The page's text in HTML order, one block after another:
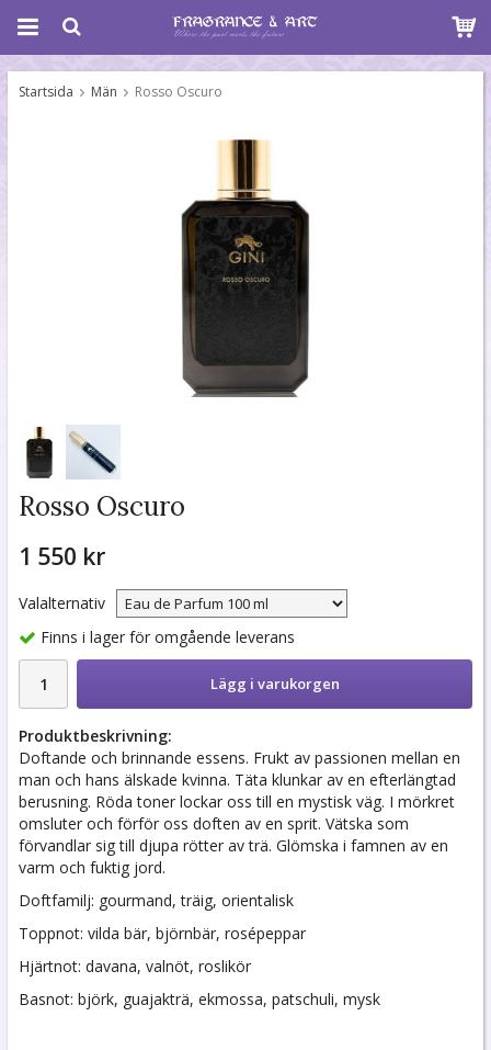
Startsida Män Rosso Oscuro
Rosso Oscuro
1 550 kr
Valalternativ
Finns i lager för omgående leverans
Lägg i varukorgen
Produktbeskrivning:
Doftande och brinnande essens. Frukt av passionen mellan en
man och hans älskade kvinna. Täta klunkar av en efterlängtad
berusning. Röda toner lockar oss till en mystisk väg. I mörkret
omsluter och förför oss doften av en sprit. Vätska som
förvandlar sig till djupa rötter av trä. Glömska i famnen av en
varm och fuktig jord.
Doftfamilj: gourmand, träig, orientalisk
Toppnot: vilda bär, björnbär, rosépeppar
Hjärtnot: davana, valnöt, roslikör
Basnot: björk, guajakträ, ekmossa, patschuli, mysk